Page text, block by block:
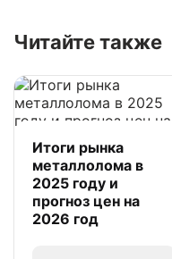
Читайте также
Итоги рынка
металлолома в
2025 году и
прогноз цен на
2026 год